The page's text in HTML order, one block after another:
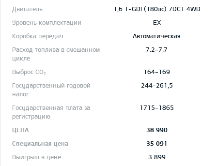
1,6 T-GDI (180лс) 7DCT 4WD
EX
Автоматическая
7.2-7.7
164-169
244-261,5
1715-1865
38 990
35 091
3 899